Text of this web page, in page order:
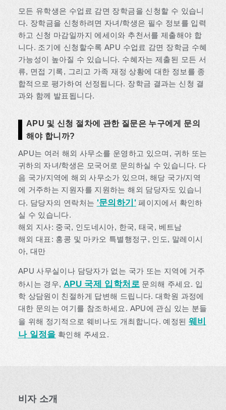
모든 유학생은 수업료 감면 장학금을 신청할 수 있습니
다. 장학금을 신청하려면 자녀/학생은 필수 정보를 입력
하고 신청 마감일까지 에세이와 추천서를 제출해야 합
니다. 조기에 신청할수록 APU 수업료 감면 장학금 수혜
가능성이 높아질 수 있습니다. 수혜자는 제출된 모든 서
류, 면접 기록, 그리고 가족 재정 상황에 대한 정보를 종
합적으로 평가하여 선정됩니다. 장학금 결과는 신청 결
과와 함께 발표됩니다.
APU 및 신청 절차에 관한 질문은 누구에게 문의
해야 합니까?
APU는 여러 해외 사무소를 운영하고 있으며, 귀하 또는
귀하의 자녀/학생은 모국어로 문의하실 수 있습니다. 다
음 국가/지역에 해외 사무소가 있으며, 해당 국가/지역
에 거주하는 지원자를 지원하는 해외 담당자도 있습니
다. 담당자의 연락처는 '문의하기'페이지에서 확인하
실 수 있습니다.
해외 지사: 중국, 인도네시아, 한국, 태국, 베트남
해외 대표: 홍콩 및 마카오 특별행정구, 인도, 말레이시
아, 대만
APU 사무실이나 담당자가 없는 국가 또는 지역에 거주
하시는 경우, APU 국제 입학처로문의해 주세요. 입
학 상담원이 친절하게 답변해 드립니다. 대학원 과정에
대한 문의는 여기를 참조하세요. APU에 관심 있는 분들
을 위해 정기적으로 웨비나도 개최합니다. 예정된 웨비
나 일정을 확인해 주세요.
비자 소개